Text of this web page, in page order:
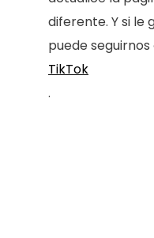
diferente. Y si le
puede
TikTok
.